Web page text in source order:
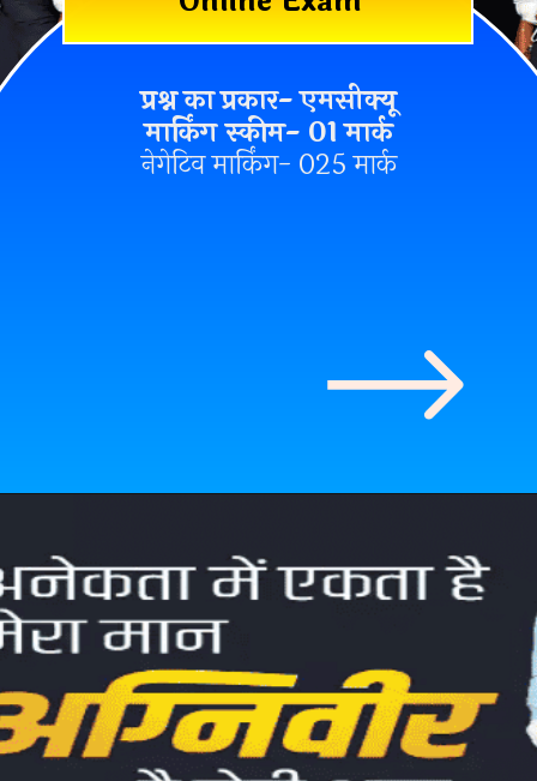
प्रश्न का प्रकार- एमसीक्यू
मार्किंग स्कीम- 01 मार्क
नेगेटिव मार्किंग- 025 मार्क